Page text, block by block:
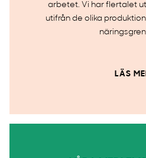
arbetet. Vi har flertalet
utifrån de olika
LÄS